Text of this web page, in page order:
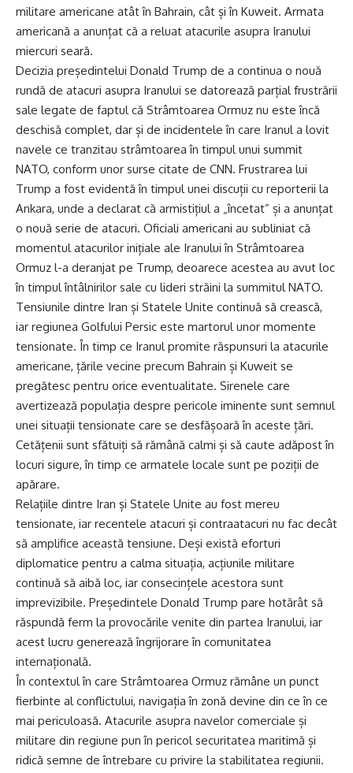
militare americane atât în Bahrain, cât și în Kuweit. Armata
americană a anunțat că a reluat atacurile asupra Iranului
miercuri seară.
Decizia președintelui Donald Trump de a continua o nouă
rundă de atacuri asupra Iranului se datorează parțial frustrării
sale legate de faptul că Strâmtoarea Ormuz nu este încă
deschisă complet, dar și de incidentele în care Iranul a lovit
navele ce tranzitau strâmtoarea în timpul unui summit
NATO, conform unor surse citate de CNN. Frustrarea lui
Trump a fost evidentă în timpul unei discuții cu reporterii la
Ankara, unde a declarat că armistițiul a „încetat” și a anunțat
o nouă serie de atacuri. Oficiali americani au subliniat că
momentul atacurilor inițiale ale Iranului în Strâmtoarea
Ormuz l-a deranjat pe Trump, deoarece acestea au avut loc
în timpul întâlnirilor sale cu lideri străini la summitul NATO.
Tensiunile dintre Iran și Statele Unite continuă să crească,
iar regiunea Golfului Persic este martorul unor momente
tensionate. În timp ce Iranul promite răspunsuri la atacurile
americane, țările vecine precum Bahrain și Kuweit se
pregătesc pentru orice eventualitate. Sirenele care
avertizează populația despre pericole iminente sunt semnul
unei situații tensionate care se desfășoară în aceste țări.
Cetățenii sunt sfătuiți să rămână calmi și să caute adăpost în
locuri sigure, în timp ce armatele locale sunt pe poziții de
apărare.
Relațiile dintre Iran și Statele Unite au fost mereu
tensionate, iar recentele atacuri și contraatacuri nu fac decât
să amplifice această tensiune. Deși există eforturi
diplomatice pentru a calma situația, acțiunile militare
continuă să aibă loc, iar consecințele acestora sunt
imprevizibile. Președintele Donald Trump pare hotărât să
răspundă ferm la provocările venite din partea Iranului, iar
acest lucru generează îngrijorare în comunitatea
internațională.
În contextul în care Strâmtoarea Ormuz rămâne un punct
fierbinte al conflictului, navigația în zonă devine din ce în ce
mai periculoasă. Atacurile asupra navelor comerciale și
militare din regiune pun în pericol securitatea maritimă și
ridică semne de întrebare cu privire la stabilitatea regiunii.